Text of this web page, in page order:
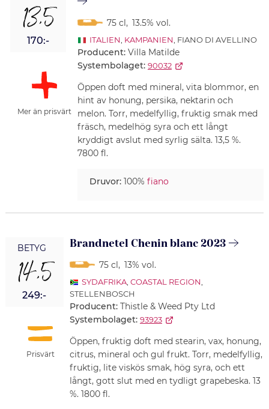
13,5
170:-
Mer än prisvärt
75 cl, 13.5% vol.
ITALIEN KAMPANIEN , FIANO DI AVELLINO
Producent: Villa Matilde
Systembolaget: 90032
Öppen doft med mineral, vita blommor, en
hint av honung, persika, nektarin och
melon. Torr, medelfyllig, fruktig smak med
fräsch, medelhög syra och ett långt
kryddigt avslut med syrlig sälta. 13,5 %.
7800 fl.
Druvor:100% fiano
BETYG
14,5
249:-
Prisvärt
Brandnetel Chenin blanc 2023
75 cl, 13% vol.
SYDAFRIKA, COASTAL REGION
STELLENBOSCH
Producent: Thistle & Weed Pty Ltd
Systembolaget: 93923
Öppen, fruktig doft med stearin, vax, honung,
citrus, mineral och gul frukt. Torr, medelfyllig,
fruktig, lite viskös smak, hög syra, och ett
långt, gott slut med en tydligt grapebeska. 13
%. 1800 fl.